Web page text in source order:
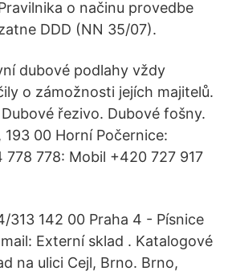
o načinu provedbe
DDD (NN 35/07).
dubové podlahy vždy
o zámožnosti jejích majitelů.
řezivo. Dubové fošny.
193 00 Horní Počernice:
778: Mobil +420 727 917
313 142 00 Praha 4 - Písnice
Externí sklad . Katalogové
na ulici Cejl, Brno. Brno,